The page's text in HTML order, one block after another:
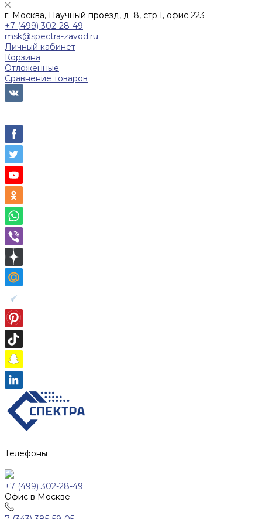
г. Москва, Научный проезд, д. 8, стр.1, офис 223
+7 (499) 302-28-49
msk@spectra-zavod.ru
Личный кабинет
Корзина
Отложенные
Сравнение товаров
Телефоны
+7 (499) 302-28-49
Офис в Москве